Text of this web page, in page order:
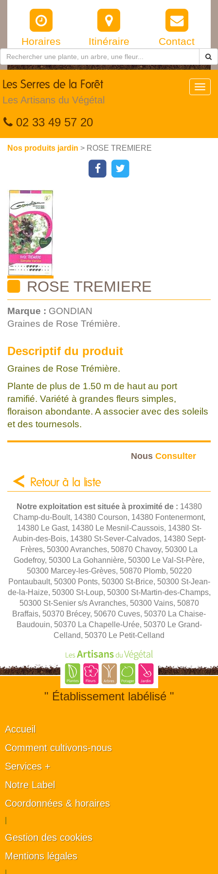
Horaires Itinéraire Contact
Les Serres de la Forêt
Les Artisans du Végétal
02 33 49 57 20
Nos produits jardin > ROSE TREMIERE
ROSE TREMIERE
Marque : GONDIAN
Graines de Rose Trémière.
Descriptif du produit
Graines de Rose Trémière.
Plante de plus de 1.50 m de haut au port
ramifié. Variété à grandes fleurs simples,
floraison abondante. A associer avec des soleils
et des tournesols.
Nous Consulter
Retour à la liste
Notre exploitation est située à proximité de : 14380
Champ-du-Boult, 14380 Courson, 14380 Fontenermont,
14380 Le Gast, 14380 Le Mesnil-Caussois, 14380 St-
Aubin-des-Bois, 14380 St-Sever-Calvados, 14380 Sept-
Frères, 50300 Avranches, 50870 Chavoy, 50300 La
Godefroy, 50300 La Gohannière, 50300 Le Val-St-Père,
50300 Marcey-les-Grèves, 50870 Plomb, 50220
Pontaubault, 50300 Ponts, 50300 St-Brice, 50300 St-Jean-
de-la-Haize, 50300 St-Loup, 50300 St-Martin-des-Champs,
50300 St-Senier s/s Avranches, 50300 Vains, 50870
Braffais, 50370 Brécey, 50670 Cuves, 50370 La Chaise-
Baudouin, 50370 La Chapelle-Urée, 50370 Le Grand-
Celland, 50370 Le Petit-Celland
" Établissement labélisé "
Accueil
Comment cultivons-nous
Services +
Notre Label
Coordonnées & horaires
Gestion des cookies
Mentions légales